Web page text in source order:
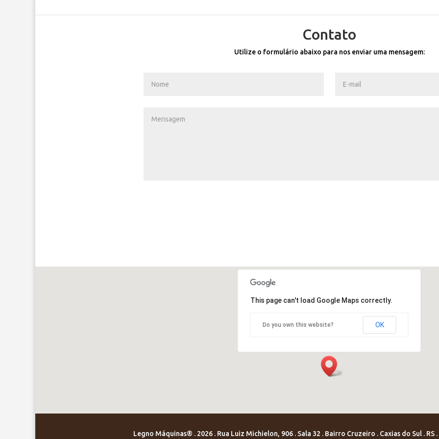
Contato
Utilize o formulário abaixo para nos enviar uma mensagem:
This page can't load Google Maps correctly.
Do you own this website? OK
Legno Máquinas® . 2026 . Rua Luiz Michielon, 906 . Sala 32 . Bairro Cruzeiro . Caxias do Sul . RS